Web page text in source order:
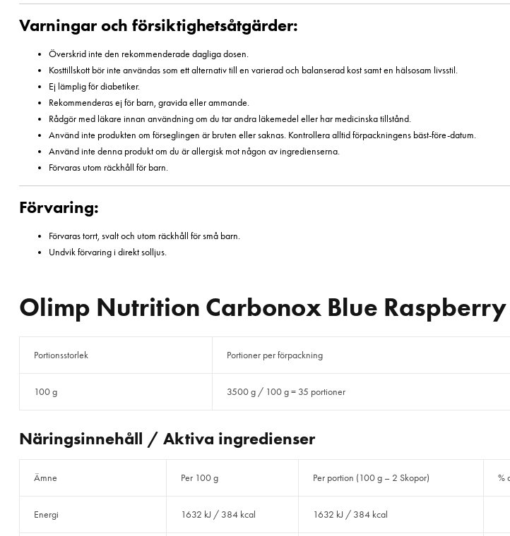
Varningar och försiktighetsåtgärder:
Överskrid inte den rekommenderade dagliga dosen.
Kosttillskott bör inte användas som ett alternativ till en varierad och balanserad kost samt en hälsosam livsstil.
Ej lämplig för diabetiker.
Rekommenderas ej för barn, gravida eller ammande.
Rådgör med läkare innan användning om du tar andra läkemedel eller har medicinska tillstånd.
Använd inte produkten om förseglingen är bruten eller saknas. Kontrollera alltid förpackningens bäst-före-datum.
Använd inte denna produkt om du är allergisk mot någon av ingredienserna.
Förvaras utom räckhåll för barn.
Förvaring:
Förvaras torrt, svalt och utom räckhåll för små barn.
Undvik förvaring i direkt solljus.
Olimp Nutrition Carbonox Blue
Portionsstorlek Portioner per förpackning
100 g 3500 g / 100 g = 35 portioner
Näringsinnehåll / Aktiva ingredienser
Ämne Per 100 g Per portion (100 g – 2 Skopor) %
Energi 1632 kJ / 384 kcal 1632 kJ / 384 kcal